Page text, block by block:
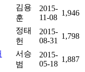
김용
훈
2015-
11-08
1,946
정태
헌
2015-
08-31
1,798
서승
범
2015-
05-18
1,887